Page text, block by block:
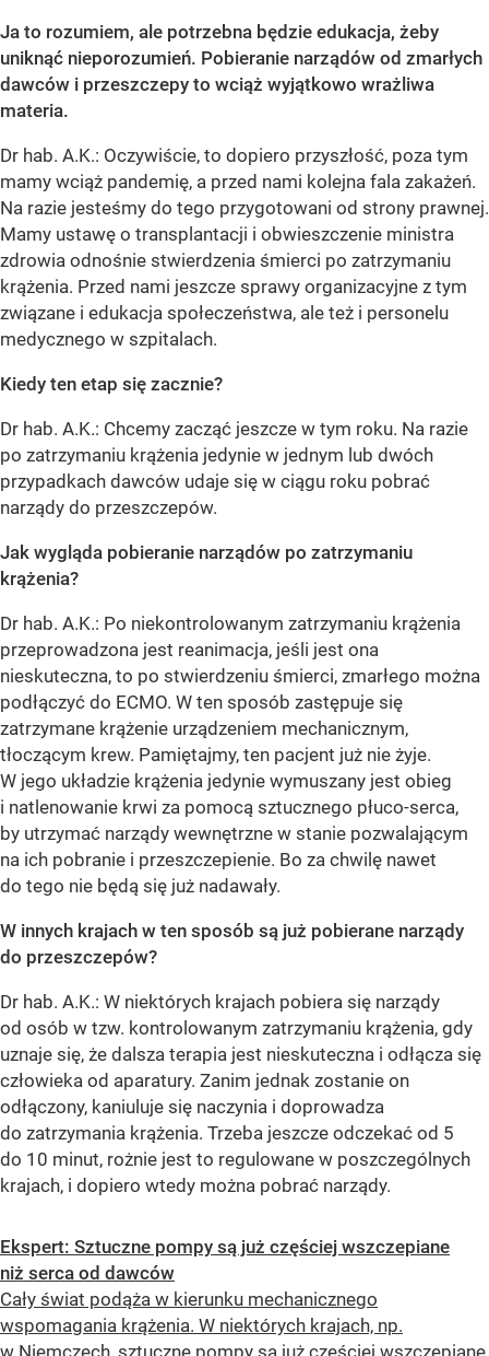
Ja to rozumiem, ale potrzebna będzie edukacja, żeby
uniknąć nieporozumień. Pobieranie narządów od zmarłych
dawców i przeszczepy to wciąż wyjątkowo wrażliwa
materia.
Dr hab. A.K.: Oczywiście, to dopiero przyszłość, poza tym
mamy wciąż pandemię, a przed nami kolejna fala zakażeń.
Na razie jesteśmy do tego przygotowani od strony prawnej.
Mamy ustawę o transplantacji i obwieszczenie ministra
zdrowia odnośnie stwierdzenia śmierci po zatrzymaniu
krążenia. Przed nami jeszcze sprawy organizacyjne z tym
związane i edukacja społeczeństwa, ale też i personelu
medycznego w szpitalach.
Kiedy ten etap się zacznie?
Dr hab. A.K.: Chcemy zacząć jeszcze w tym roku. Na razie
po zatrzymaniu krążenia jedynie w jednym lub dwóch
przypadkach dawców udaje się w ciągu roku pobrać
narządy do przeszczepów.
Jak wygląda pobieranie narządów po zatrzymaniu
krążenia?
Dr hab. A.K.: Po niekontrolowanym zatrzymaniu krążenia
przeprowadzona jest reanimacja, jeśli jest ona
nieskuteczna, to po stwierdzeniu śmierci, zmarłego można
podłączyć do ECMO. W ten sposób zastępuje się
zatrzymane krążenie urządzeniem mechanicznym,
tłoczącym krew. Pamiętajmy, ten pacjent już nie żyje.
W jego układzie krążenia jedynie wymuszany jest obieg
i natlenowanie krwi za pomocą sztucznego płuco-serca,
by utrzymać narządy wewnętrzne w stanie pozwalającym
na ich pobranie i przeszczepienie. Bo za chwilę nawet
do tego nie będą się już nadawały.
W innych krajach w ten sposób są już pobierane narządy
do przeszczepów?
Dr hab. A.K.: W niektórych krajach pobiera się narządy
od osób w tzw. kontrolowanym zatrzymaniu krążenia, gdy
uznaje się, że dalsza terapia jest nieskuteczna i odłącza się
człowieka od aparatury. Zanim jednak zostanie on
odłączony, kaniuluje się naczynia i doprowadza
do zatrzymania krążenia. Trzeba jeszcze odczekać od 5
do 10 minut, rożnie jest to regulowane w poszczególnych
krajach, i dopiero wtedy można pobrać narządy.
Ekspert: Sztuczne pompy są już częściej wszczepiane
niż serca od dawców
Cały świat podąża w kierunku mechanicznego
wspomagania krążenia. W niektórych krajach, np.